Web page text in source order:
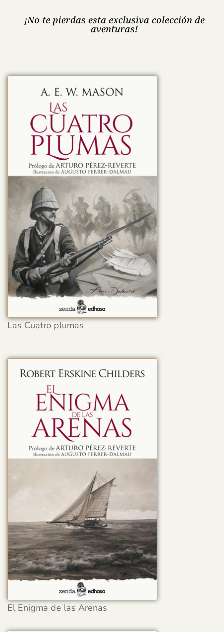
¡No te pierdas esta exclusiva colección de
aventuras!
Las Cuatro plumas
El Enigma de las Arenas